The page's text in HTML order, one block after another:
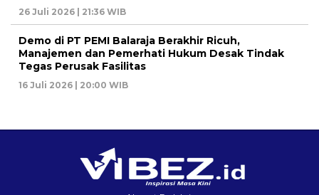
26 Juli 2026 | 21:36 WIB
Demo di PT PEMI Balaraja Berakhir Ricuh,
Manajemen dan Pemerhati Hukum Desak Tindak
Tegas Perusak Fasilitas
16 Juli 2026 | 20:00 WIB